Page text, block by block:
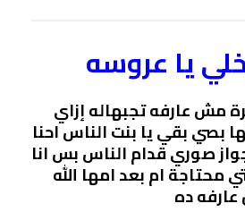
يا عروسه
مش عارفه تجبهاله إزاي
بصي بقي يا بنت الناس احنا
صوري قدام الناس بس انا
محتاجة ام بعد امها الله
ده